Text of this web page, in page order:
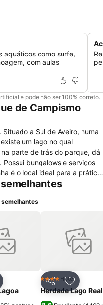
aquáticos como surfe,
com aulas
e pode não ser 100% correto.
de Campismo
a Sul de Aveiro, numa
um lago no qual
parte de trás do parque, dá
bungalows e serviços
é o local ideal para a prática
Não deixe de apreciar as
aos favoritos
Partilhar
4 EstrelasHotel
Herdade Lago Real